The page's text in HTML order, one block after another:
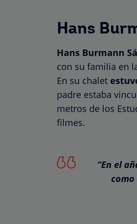
Hans
Hans Burmann
con su familia en
En su chalet
padre estaba
metros de los
filmes.
“En el